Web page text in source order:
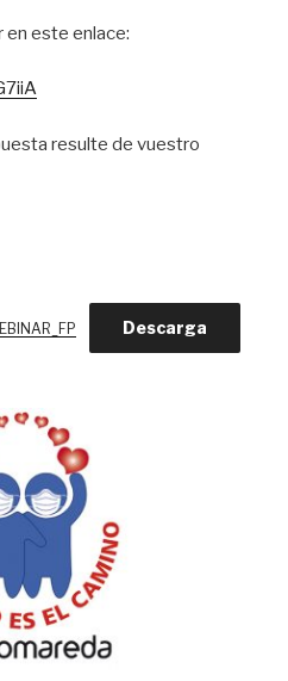
en este enlace:
resulte de vuestro
Descarga